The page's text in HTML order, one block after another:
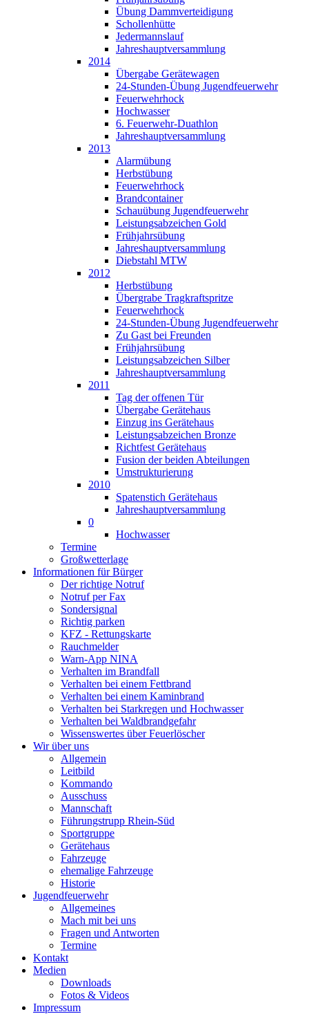
Übung Dammverteidigung
Schollenhütte
Jedermannslauf
Jahreshauptversammlung
2014
Übergabe Gerätewagen
24-Stunden-Übung Jugendfeuerwehr
Feuerwehrhock
Hochwasser
6. Feuerwehr-Duathlon
Jahreshauptversammlung
2013
Alarmübung
Herbstübung
Feuerwehrhock
Brandcontainer
Schauübung Jugendfeuerwehr
Leistungsabzeichen Gold
Frühjahrsübung
Jahreshauptversammlung
Diebstahl MTW
2012
Herbstübung
Übergrabe Tragkraftspritze
Feuerwehrhock
24-Stunden-Übung Jugendfeuerwehr
Zu Gast bei Freunden
Frühjahrsübung
Leistungsabzeichen Silber
Jahreshauptversammlung
2011
Tag der offenen Tür
Übergabe Gerätehaus
Einzug ins Gerätehaus
Leistungsabzeichen Bronze
Richtfest Gerätehaus
Fusion der beiden Abteilungen
Umstrukturierung
2010
Spatenstich Gerätehaus
Jahreshauptversammlung
0
Hochwasser
Termine
Großwetterlage
Informationen für Bürger
Der richtige Notruf
Notruf per Fax
Sondersignal
Richtig parken
KFZ - Rettungskarte
Rauchmelder
Warn-App NINA
Verhalten im Brandfall
Verhalten bei einem Fettbrand
Verhalten bei einem Kaminbrand
Verhalten bei Starkregen und Hochwasser
Verhalten bei Waldbrandgefahr
Wissenswertes über Feuerlöscher
Wir über uns
Allgemein
Leitbild
Kommando
Ausschuss
Mannschaft
Führungstrupp Rhein-Süd
Sportgruppe
Gerätehaus
Fahrzeuge
ehemalige Fahrzeuge
Historie
Jugendfeuerwehr
Allgemeines
Mach mit bei uns
Fragen und Antworten
Termine
Kontakt
Medien
Downloads
Fotos & Videos
Impressum